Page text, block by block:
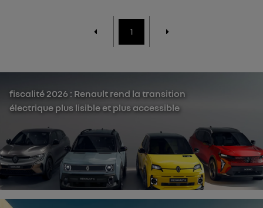
1
fiscalité 2026 : Renault rend la transition
électrique plus lisible et plus accessible